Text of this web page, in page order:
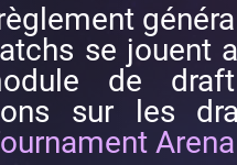
se jouent
de
sur les
Arena